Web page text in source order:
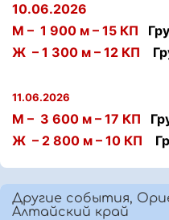
10.06.2026
М – 1 900 м – 15 КП
Ж – 1 300 м – 12 КП
11.06.2026
М – 3 600 м – 17 КП
Ж – 2 800 м – 10 КП
Другие события,
Алтайский край